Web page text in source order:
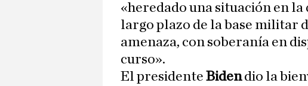
«heredado una situación en
largo plazo de la base militar
amenaza, con soberanía en
curso».
El presidente Bidendio la